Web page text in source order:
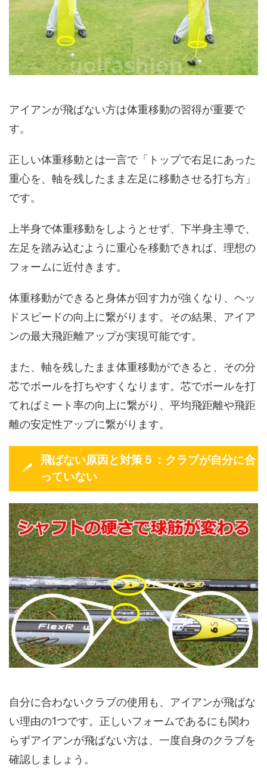
アイアンが飛ばない方は体重移動の習得が重要で
す。
正しい体重移動とは一言で「トップで右足にあった
重心を、軸を残したまま左足に移動させる打ち方」
です。
上半身で体重移動をしようとせず、下半身主導で、
左足を踏み込むように重心を移動できれば、理想の
フォームに近付きます。
体重移動ができると身体が回す力が強くなり、ヘッ
ドスピードの向上に繋がります。その結果、アイア
ンの最大飛距離アップが実現可能です。
また、軸を残したまま体重移動ができると、その分
芯でボールを打ちやすくなります。芯でボールを打
てればミート率の向上に繋がり、平均飛距離や飛距
離の安定性アップに繋がります。
飛ばない原因と対策５：クラブが自分に合
っていない
自分に合わないクラブの使用も、アイアンが飛ばな
い理由の1つです。正しいフォームであるにも関わ
らずアイアンが飛ばない方は、一度自身のクラブを
確認しましょう。